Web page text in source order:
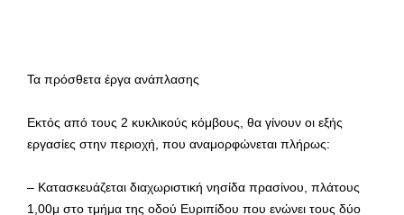
Τα πρόσθετα έργα ανάπλασης
Εκτός από τους 2 κυκλικούς κόμβους, θα γίνουν οι εξής
εργασίες στην περιοχή, που αναμορφώνεται πλήρως:
– Κατασκευάζεται διαχωριστική νησίδα πρασίνου, πλάτους
1,00μ στο τμήμα της οδού Ευριπίδου που ενώνει τους δύο